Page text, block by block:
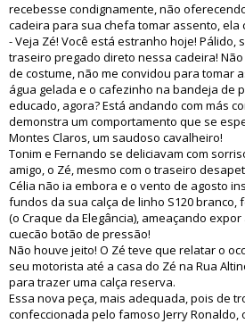
recebesse condignamente, não
cadeira para sua chefa tomar assento, ela
- Veja Zé! Você está estranho hoje! Pálido,
traseiro pregado direto nessa cadeira!
de costume, não me convidou para tomar
água gelada e o cafezinho na bandeja de
educado, agora? Está andando com más
demonstra um comportamento que se
Montes Claros, um saudoso cavalheiro!
Tonim e Fernando se deliciavam com
amigo, o Zé, mesmo com o traseiro
Célia não ia embora e o vento de agosto
fundos da sua calça de linho S120 branco,
(o Craque da Elegância), ameaçando
cuecão botão de pressão!
Não houve jeito! O Zé teve que relatar o
seu motorista até a casa do Zé na Rua
para trazer uma calça reserva.
Essa nova peça, mais adequada, pois de
confeccionada pelo famoso Jerry Ronaldo,